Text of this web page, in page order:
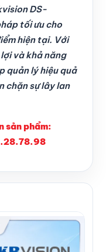
DS-
tối ưu cho
hiện tại. Với
và khả năng
quản lý hiệu quả
chặn sự lây lan
sản phẩm: